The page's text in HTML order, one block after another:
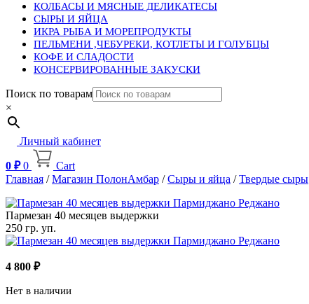
КОЛБАСЫ И МЯСНЫЕ ДЕЛИКАТЕСЫ
СЫРЫ И ЯЙЦА
ИКРА РЫБА И МОРЕПРОДУКТЫ
ПЕЛЬМЕНИ ,ЧЕБУРЕКИ, КОТЛЕТЫ И ГОЛУБЦЫ
КОФЕ И СЛАДОСТИ
КОНСЕРВИРОВАННЫЕ ЗАКУСКИ
Поиск по товарам
×
Личный кабинет
0 ₽ 0
Cart
Главная /Магазин ПолонАмбар /Сыры и яйца /Твердые сыры
Пармезан 40 месяцев выдержки
250 гр. уп.
4 800 ₽
Нет в наличии